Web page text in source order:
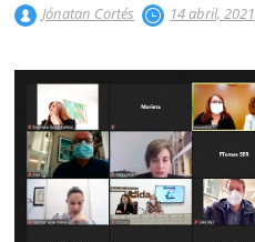
Jónatan Cortés 14 abril, 2021